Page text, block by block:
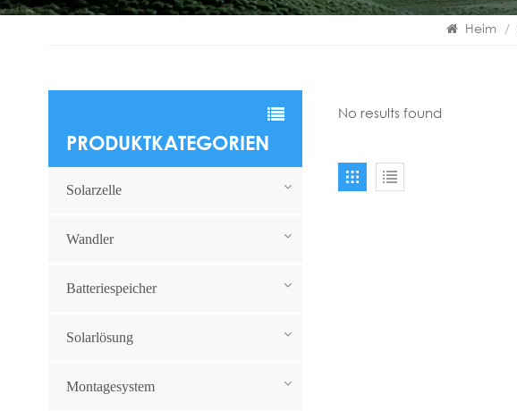
Heim /
No results found
PRODUKTKATEGORIEN
Solarzelle
Wandler
Batteriespeicher
Solarlösung
Montagesystem